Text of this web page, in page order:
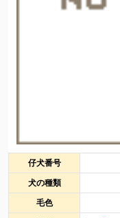
仔犬番号
犬の種類
毛色